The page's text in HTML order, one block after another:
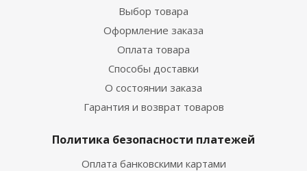
Выбор товара
Оформление заказа
Оплата товара
Способы доставки
О состоянии заказа
Гарантия и возврат товаров
Политика безопасности платежей
Оплата банковскими картами